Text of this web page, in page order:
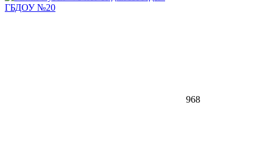
ГБДОУ №20
968